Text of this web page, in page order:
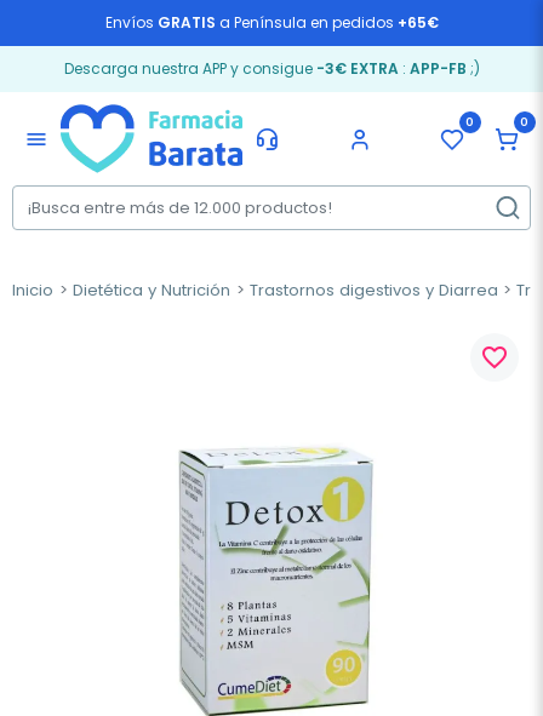
Envíos GRATIS a Península en pedidos +65€
Descarga nuestra APP y consigue -3€ EXTRA: APP-FB ;)
menu
0 0
Inicio Dietética y Nutrición Trastornos digestivos y Diarrea
favorite_border